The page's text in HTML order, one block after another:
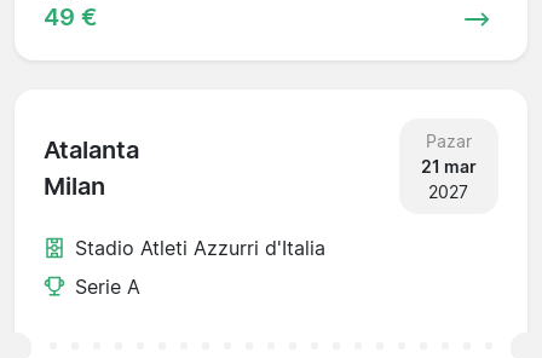
49 €
Atalanta
Milan
Pazar
21 mar
2027
Stadio Atleti Azzurri d'Italia
Serie A